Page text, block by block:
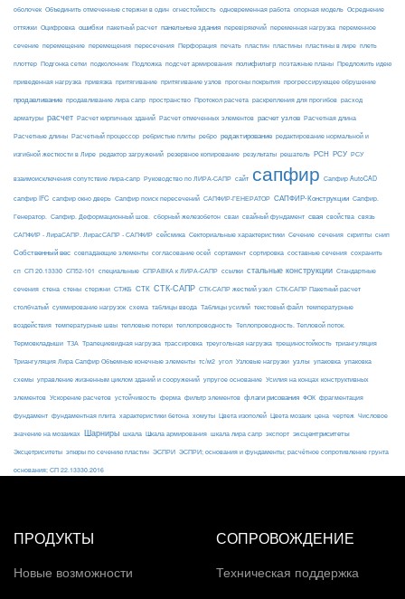
оболочек Объединить отмеченные стержни в один огнестойкость одновременная работа опорная модель Осреднение
оттяжки Оцифровка ошибки пакетный расчет панельные здания перевіряючий переменная нагрузка переменное
сечение перемещение перемещения пересечения Перфорация печать пластин пластины пластины в лире плеть
плоттер Подгонка сетки подколонник Подложка подсчет армирования полифильтр поэтажные планы Предложить идею
приведенная нагрузка привязка притягивание притягивание узлов прогоны покрытия прогрессирующее обрушение
продавливание продавливание лира сапр пространство Протокол расчета раскрепления для прогибов расход
арматуры расчет Расчет кирпичных зданий Расчет отмеченных элементов расчет узлов Расчетная длина
Расчетные длины Расчетный процессор ребристые плиты ребро редактирование редактирование нормальной и
изгибной жесткости в Лире редактор загружений резервное копирование результаты решатель РСН РСУ РСУ
взаимоисключения сопутствие лира-сапр Руководство по ЛИРА-САПР сайт сапфир Сапфир AutoCAD
сапфир IFC сапфир окно дверь Сапфир поиск пересечений САПФИР-ГЕНЕРАТОР САПФИР-Конструкции Сапфир.
Генератор. Сапфир. Деформационный шов. сборный железобетон сваи свайный фундамент свая свойства связь
САПФИР - ЛираСАПР. ЛирасСАПР - САПФИР сейсмика Секториальные характеристики Сечение сечения скрипты снип
Собственный вес совпадающие элементы согласование осей сортамент сортировка составные сечения сохранить
сп СП 20.13330 СП52-101 специальные СПРАВКА к ЛИРА-САПР ссылки стальные конструкции Стандартные
сечения стена стены стержни СТЖБ СТК СТК-САПР СТК-САПР жесткий узел СТК-САПР Пакетный расчет
столбчатый суммирование нагрузок схема таблицы ввода Таблицы усилий текстовый файл температурные
воздействия температурные швы тепловые потери теплопроводность Теплопроводность. Тепловой поток.
Термовкладыши ТЗА Трапециевидная нагрузка трассировка треугольная нагрузка трещиностойкость триангуляция
Триангуляция Лира Сапфир Объемные конечные элементы тс/м2 угол Узловые нагрузки узлы упаковка упаковка
схемы управление жизненным циклом зданий и сооружений упругое основание Усилия на концах конструктивных
элементов Ускорение расчетов устойчивость ферма фильтр элементов флаги рисования ФОК фрагментация
фундамент фундаментная плита характеристики бетона хомуты Цвета изополей Цвета мозаик цена чертеж Числовое
значение на мозаиках Шарниры шкала Шкала армирования шкала лира сапр экспорт эксцентриситеты
Эксцетриситеты эпюры по сечению пластин ЭСПРИ ЭСПРИ; основания и фундаменты; расчётное сопротивление грунта
основания; СП 22.13330.2016
ПРОДУКТЫ
Новые возможности
СОПРОВОЖДЕНИЕ
Техническая поддержка